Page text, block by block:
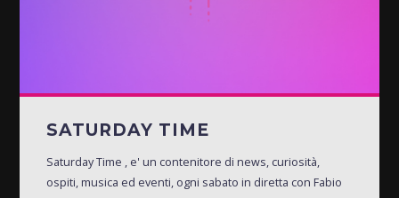
SATURDAY TIME
Saturday Time , e' un contenitore di news, curiosità,
ospiti, musica ed eventi, ogni sabato in diretta con Fabio